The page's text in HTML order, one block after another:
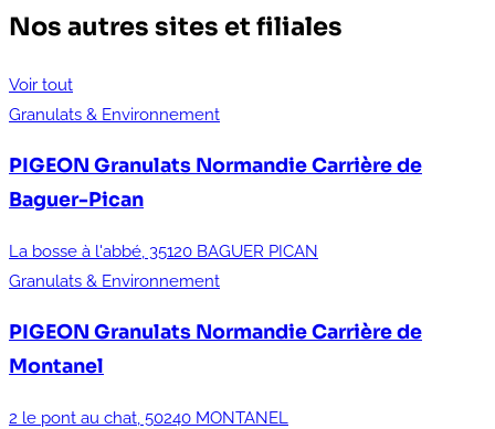
Nos autres sites et filiales
Voir tout
Granulats & Environnement
PIGEON Granulats NormandieCarrière de
Baguer-Pican
La bosse à l'abbé, 35120 BAGUER PICAN
Granulats & Environnement
PIGEON Granulats NormandieCarrière de
Montanel
2 le pont au chat, 50240 MONTANEL